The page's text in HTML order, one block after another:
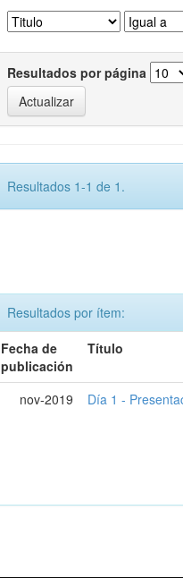
Resultados por página
Resultados 1-1 de 1.
Resultados por ítem:
Fecha de
publicación
Título
nov-2019 Día 1 -